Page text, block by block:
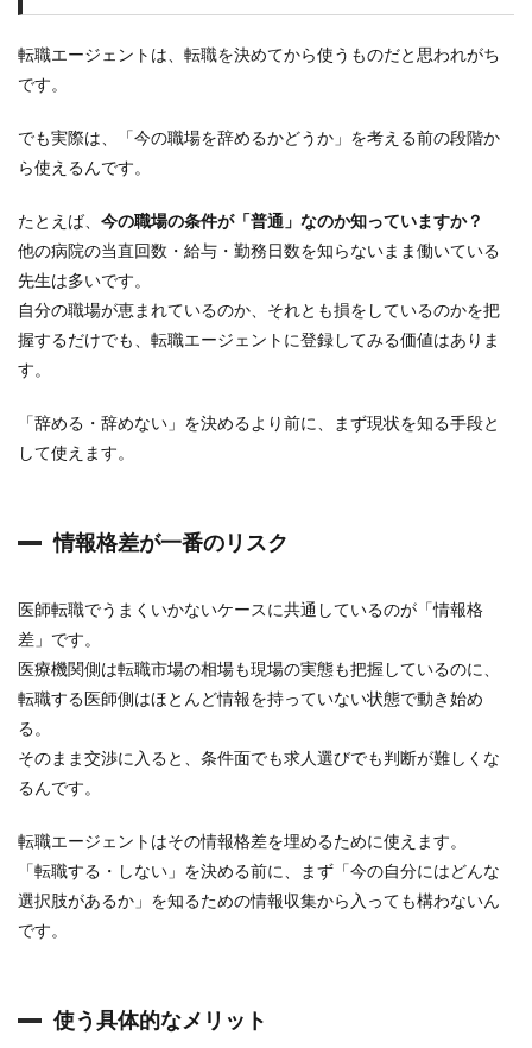
リ
使
う
的
な
メ
リ
ッ
ト
師
転
職
コ
は
3
医
師
転
ッ
ト
ム
の
特
徴
ル
タ
転職エージェントは、転職を決めてから使うものだと思われがち
です。
でも実際は、「今の職場を辞めるかどうか」を考える前の段階か
ら使えるんです。
たとえば、 今の職場の条件が「普通」なのか知っていますか？
他の病院の当直回数・給与・勤務日数を知らないまま働いている
先生は多いです。
自分の職場が恵まれているのか、それとも損をしているのかを把
握するだけでも、転職エージェントに登録してみる価値はありま
す。
「辞める・辞めない」を決めるより前に、まず現状を知る手段と
して使えます。
情報格差が一番のリスク
医師転職でうまくいかないケースに共通しているのが「情報格
差」です。
医療機関側は転職市場の相場も現場の実態も把握しているのに、
転職する医師側はほとんど情報を持っていない状態で動き始め
る。
そのまま交渉に入ると、条件面でも求人選びでも判断が難しくな
るんです。
転職エージェントはその情報格差を埋めるために使えます。
「転職する・しない」を決める前に、まず「今の自分にはどんな
選択肢があるか」を知るための情報収集から入っても構わないん
です。
使う具体的なメリット